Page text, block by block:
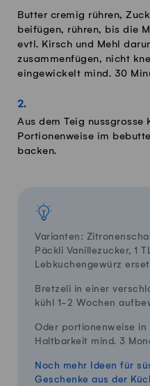
Butter cremig rühren,
beifügen, rühren, bis die
evtl. Kirsch und Mehl
zusammenfügen, nicht
eingewickelt mind. 30
Aus dem Teig nussgrosse
Portionenweise im
backen.
Varianten:
Päckli Vanillezucker, 1
Lebkuchengewürz
Bretzeli in einer
kühl 1-2 Wochen
Oder portionenweise in
Haltbarkeit mind. 3
Noch mehr Ideen für
Geschenke aus der